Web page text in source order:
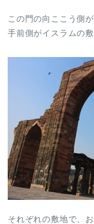
この門の向ここう側
手前側がイスラムの敷
それぞれの敷地で、お